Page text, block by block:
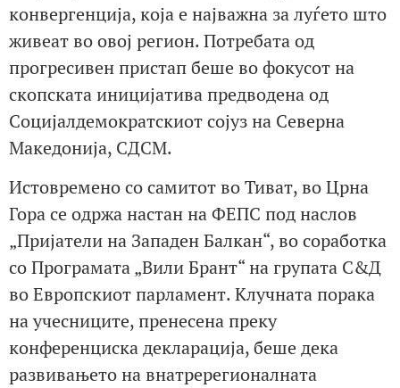
конвергенција, која е најважна за луѓето што
живеат во овој регион. Потребата од
прогресивен пристап беше во фокусот на
скопската иницијатива предводена од
Социјалдемократскиот сојуз на Северна
Македонија, СДСМ.
Истовремено со самитот во Тиват, во Црна
Гора се одржа настан на ФЕПС под наслов
„Пријатели на Западен Балкан“, во соработка
со Програмата „Вили Брант“ на групата С&Д
во Европскиот парламент. Клучната порака
на учесниците, пренесена преку
конференциска декларација, беше дека
развивањето на внатререгионалната